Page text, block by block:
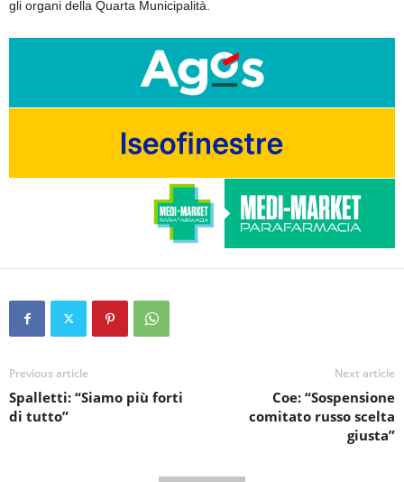
gli organi della Quarta Municipalità.
Previous article
Spalletti: “Siamo più forti
di tutto”
Next article
Coe: “Sospensione
comitato russo scelta
giusta”